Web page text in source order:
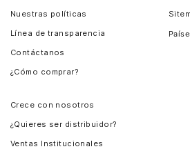
Nuestras políticas
Línea de transparencia
Contáctanos
¿Cómo comprar?
Crece con nosotros
¿Quieres ser distribuidor?
Ventas Institucionales